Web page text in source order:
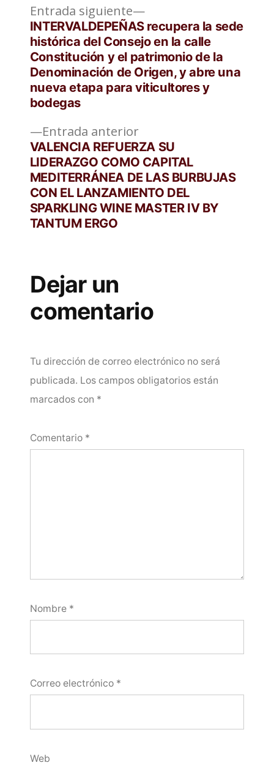
Navegación
de
entradas
Entrada anteriorEntrada
anterior:
VALENCIA REFUERZA SU
LIDERAZGO COMO CAPITAL
MEDITERRÁNEA DE LAS BURBUJAS
CON EL LANZAMIENTO DEL
SPARKLING WINE MASTER IV BY
TANTUM ERGO
Entrada siguiente
Entrada
siguiente:
INTERVALDEPEÑAS recupera la sede
histórica del Consejo en la calle
Constitución y el patrimonio de la
Denominación de Origen, y abre una
nueva etapa para viticultores y
bodegas
Dejar un
comentario
Tu dirección de correo electrónico no será
publicada. Los campos obligatorios están
marcados con *
Comentario *
Nombre *
Correo electrónico *
Web